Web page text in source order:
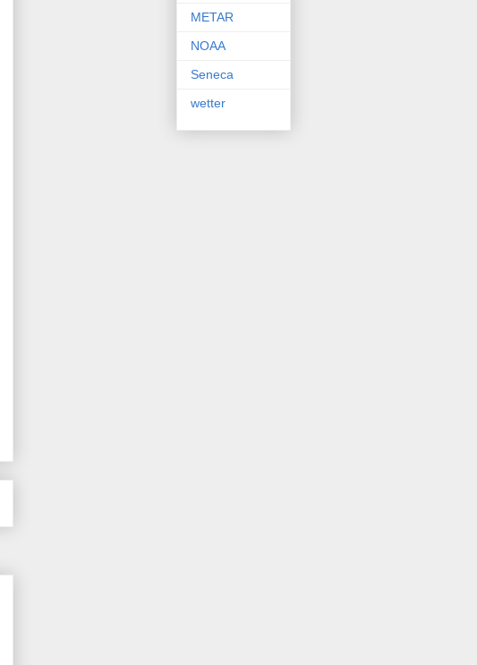
METAR
NOAA
Seneca
wetter